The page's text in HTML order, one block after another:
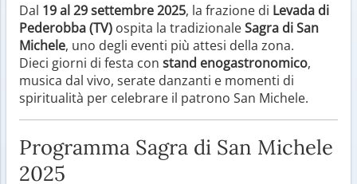
Dal 19 al 29 settembre 2025, la frazione di Levada di
Pederobba (TV) ospita la tradizionaleSagra di San
Michele, uno degli eventi più attesi della zona.
Dieci giorni di festa con stand enogastronomico,
musica dal vivo, serate danzanti e momenti di
spiritualità per celebrare il patrono San Michele.
Programma Sagra di San Michele
2025